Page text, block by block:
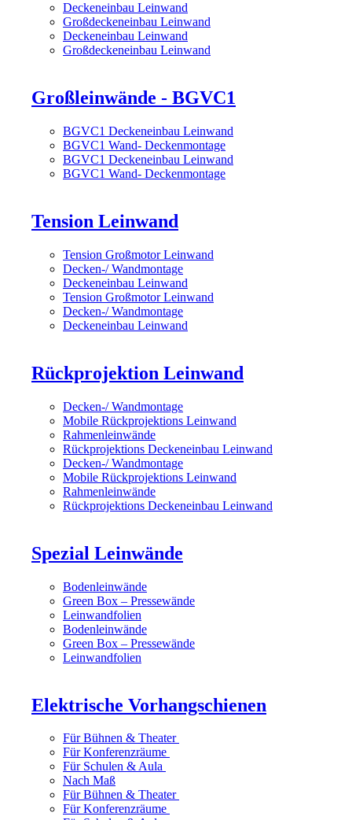
Deckeneinbau Leinwand
Großdeckeneinbau Leinwand
Deckeneinbau Leinwand
Großdeckeneinbau Leinwand
Großleinwände - BGVC1
BGVC1 Deckeneinbau Leinwand
BGVC1 Wand- Deckenmontage
BGVC1 Deckeneinbau Leinwand
BGVC1 Wand- Deckenmontage
Tension Leinwand
Tension Großmotor Leinwand
Decken-/ Wandmontage
Deckeneinbau Leinwand
Tension Großmotor Leinwand
Decken-/ Wandmontage
Deckeneinbau Leinwand
Rückprojektion Leinwand
Decken-/ Wandmontage
Mobile Rückprojektions Leinwand
Rahmenleinwände
Rückprojektions Deckeneinbau Leinwand
Decken-/ Wandmontage
Mobile Rückprojektions Leinwand
Rahmenleinwände
Rückprojektions Deckeneinbau Leinwand
Spezial Leinwände
Bodenleinwände
Green Box – Pressewände
Leinwandfolien
Bodenleinwände
Green Box – Pressewände
Leinwandfolien
Elektrische Vorhangschienen
Für Bühnen & Theater
Für Konferenzräume
Für Schulen & Aula
Nach Maß
Für Bühnen & Theater
Für Konferenzräume